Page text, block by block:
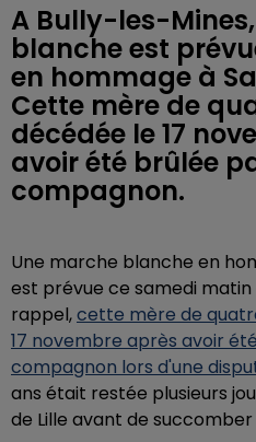
A Bully-les-
blanche est
en hommage à
Cette mère de
décédée le 17
avoir été brûlée
compagnon.
Une marche blanche en
est prévue ce samedi matin
rappel,cette mère de
17 novembre après avoir
compagnon lors d'une
ans était restée plusieurs
de Lille avant de succomber